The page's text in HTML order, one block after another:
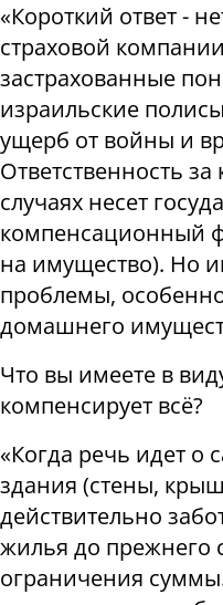
«Короткий ответ -
страховой
застрахованные
израильские
ущерб от войны и
Ответственность
случаях несет
компенсационный
на имущество). Но
проблемы,
домашнего
Что вы имеете в
компенсирует всё?
«Когда речь идет о
здания (стены,
действительно
жилья до прежнего
ограничения